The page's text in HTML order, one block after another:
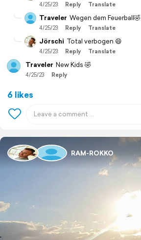
4/25/23 Reply Translate
Traveler Wegen dem Feuerball🤣
4/25/23 Reply Translate
Jörschi Total verbogen 😄
4/25/23 Reply Translate
Traveler New Kids 🤣
4/25/23 Reply
6 likes
RAM-ROKKO